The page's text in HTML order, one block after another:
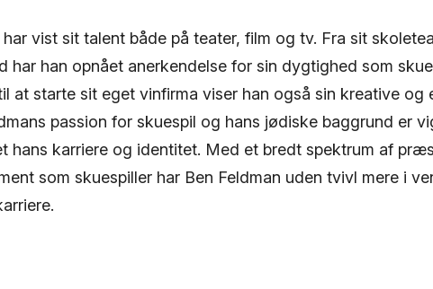
har vist sit talent både på teater, film og tv. Fra sit
har han opnået anerkendelse for sin dygtighed som
at starte sit eget vinfirma viser han også sin kreative og
passion for skuespil og hans jødiske baggrund er
hans karriere og identitet. Med et bredt spektrum af
som skuespiller har Ben Feldman uden tvivl mere i